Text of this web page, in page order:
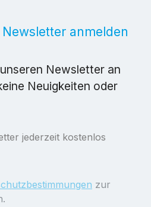
anmelden
Newsletter an
Neuigkeiten oder
jederzeit kostenlos
zur